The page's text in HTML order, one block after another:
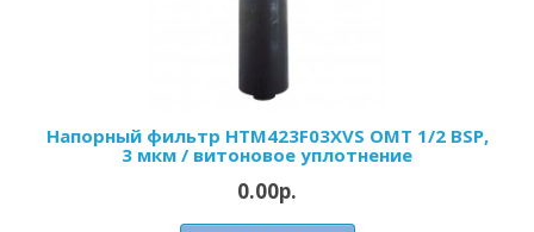
Напорный фильтр HTM423F03XVS OMT 1/2 BSP,
3 мкм / витоновое уплотнение
0.00р.